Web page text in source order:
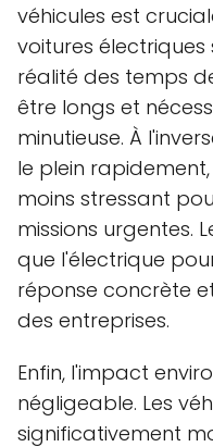
véhicules est
voitures
réalité des temps
être longs et
minutieuse. À
le plein
moins stressant
missions urgentes.
que l'électrique
réponse concrète
des entreprises.
Enfin, l'impact
négligeable. Les
significativement